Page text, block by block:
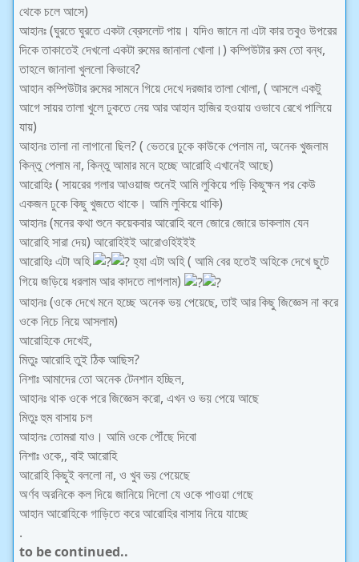
থেকে চলে আসে)
আহানঃ (ঘুরতে ঘুরতে একটা ব্রেসলেট পায়। যদিও জানে না এটা কার তবুও উপরের
দিকে তাকাতেই দেখলো একটা রুমের জানালা খোলা।) কম্পিউটার রুম তো বন্ধ,
তাহলে জানালা খুললো কিভাবে?
আহান কম্পিউটার রুমের সামনে গিয়ে দেখে দরজার তালা খোলা, ( আসলে একটু
আগে সায়র তালা খুলে ঢুকতে নেয় আর আহান হাজির হওয়ায় ওভাবে রেখে পালিয়ে
যায়)
আহানঃ তালা না লাগানো ছিল? ( ভেতরে ঢুকে কাউকে পেলাম না, অনেক খুজলাম
কিন্তু পেলাম না, কিন্তু আমার মনে হচ্ছে আরোহি এখানেই আছে)
আরোহিঃ ( সায়রের গলার আওয়াজ শুনেই আমি লুকিয়ে পড়ি কিছুক্ষন পর কেউ
একজন ঢুকে কিছু খুজতে থাকে। আমি লুকিয়ে থাকি)
আহানঃ (মনের কথা শুনে কয়েকবার আরোহি বলে জোরে জোরে ডাকলাম যেন
আরোহি সারা দেয়) আরোহিইই আরোওহিইইই
আরোহিঃ এটা অহি
হ্যা এটা অহি ( আমি বের হতেই অহিকে দেখে ছুটে
গিয়ে জড়িয়ে ধরলাম আর কাদতে লাগলাম)
আহানঃ (ওকে দেখে মনে হচ্ছে অনেক ভয় পেয়েছে, তাই আর কিছু জিজ্ঞেস না করে
ওকে নিচে নিয়ে আসলাম)
আরোহিকে দেখেই,
মিতুঃ আরোহি তুই ঠিক আছিস?
নিশাঃ আমাদের তো অনেক টেনশান হচ্ছিল,
আহানঃ থাক ওকে পরে জিজ্ঞেস করো, এখন ও ভয় পেয়ে আছে
মিতুঃ হুম বাসায় চল
আহানঃ তোমরা যাও। আমি ওকে পৌঁছে দিবো
নিশাঃ ওকে,, বাই আরোহি
আরোহি কিছুই বললো না, ও খুব ভয় পেয়েছে
অর্ণব অরনিকে কল দিয়ে জানিয়ে দিলো যে ওকে পাওয়া গেছে
আহান আরোহিকে গাড়িতে করে আরোহির বাসায় নিয়ে যাচ্ছে
.
to be continued..